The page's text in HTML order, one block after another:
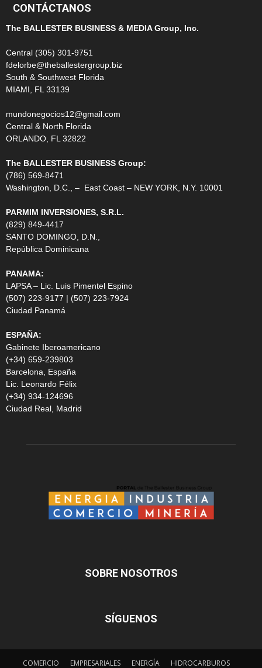
CONTÁCTANOS
The BALLESTER BUSINESS & MEDIA Group, Inc.
Central (305) 301-9751
fdelorbe@theballestergroup.biz
South & Southwest Florida
MIAMI, FL 33139
mundonegocios12@gmail.com
Central & North Florida
ORLANDO, FL 32822
The BALLESTER BUSINESS Group:
(786) 569-8471
Washington, D.C., – East Coast – NEW YORK, N.Y. 10001
PARMIM INVERSIONES, S.R.L.
(829) 849-4417
SANTO DOMINGO, D.N.,
República Dominicana
PANAMA:
LAPSA – Lic. Luis Pimentel Espino
(507) 223-9177 | (507) 223-7924
Ciudad Panamá
ESPAÑA:
Gabinete Iberoamericano
(+34) 659-239803
Barcelona, España
Lic. Leonardo Félix
(+34) 934-124696
Ciudad Real, Madrid
SOBRE NOSOTROS
SÍGUENOS
COMERCIO EMPRESARIALES ENERGÍA HIDROCARBUROS